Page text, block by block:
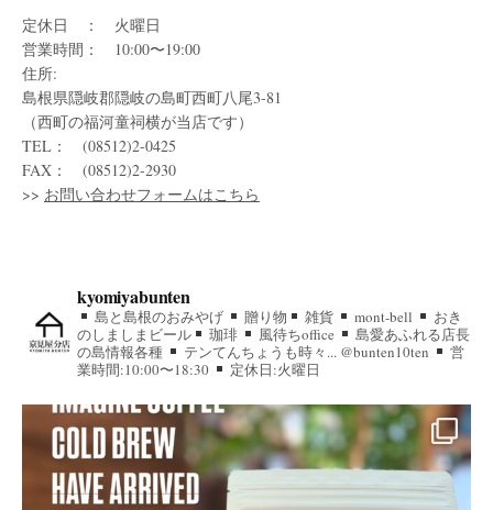
定休日 ： 火曜日
営業時間： 10:00〜19:00
住所:
島根県隠岐郡隠岐の島町西町八尾3-81
（西町の福河童祠横が当店です）
TEL： (08512)2-0425
FAX： (08512)2-2930
>> お問い合わせフォームはこちら
kyomiyabunten
島と島根のおみやげ 贈り物 雑貨 mont-bell
おき
のしましまビール
珈琲 風待ちoffice
島愛あふれる店長
の島情報各種
テンてんちょうも時々... @bunten10ten
営
業時間:10:00〜18:30
定休日:火曜日